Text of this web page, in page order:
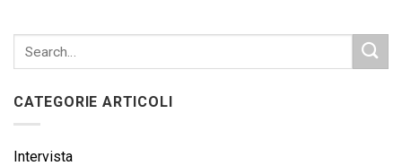
CATEGORIE ARTICOLI
Intervista